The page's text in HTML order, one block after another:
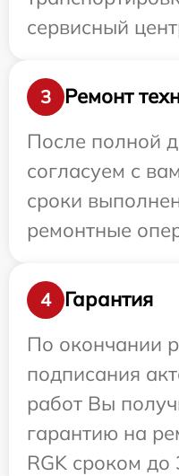
сервисный
3
Ремонт
После полной
согласуем с
сроки
ремонтные
4
Гарантия
По окончании
подписания
работ Вы
гарантию на
RGK сроком до